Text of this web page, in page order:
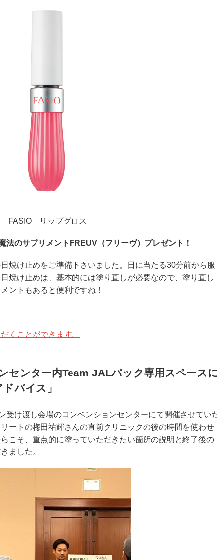
FASIO リップグロス
のサプリメントFREUV（フリーヴ）プレゼント！
焼け止めをご準備下さいました。日に当たる30分前から服
焼け止めは、基本的には塗り直しが必要なので、塗り直し
ントもあると便利ですね！
くことができます。
センター内Team JALパック専用スペース
バイス」
受け渡し会場のコンベンションセンターにて開催させてい
ートの梅田祐輝さんの直前クリニックの後の時間を使わせ
こそ、重点的に塗っていただきたい箇所の説明と終了後の
ました。